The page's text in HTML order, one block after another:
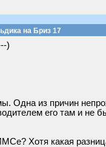
на Бриз 17
)
Одна из причин
его там и не
Хотя какая